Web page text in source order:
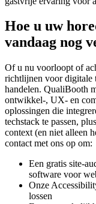
Hoe u uw
vandaag nog
Of u nu voorloopt of
richtlijnen voor digitale
handelen. QualiBooth
ontwikkel-, UX- en
oplossingen die
techstack te passen,
context (en niet alleen
contact met ons op om:
Een gratis site-
software voor
Onze
lossen